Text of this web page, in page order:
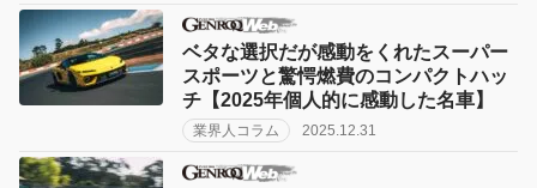
ベタな選択だが感動をくれたスーパー
スポーツと驚愕燃費のコンパクトハッ
チ【2025年個人的に感動した名車】
業界人コラム 2025.12.31